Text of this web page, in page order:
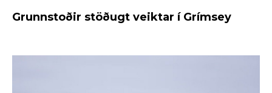
Grunnstoðir stöðugt veiktar í Grímsey